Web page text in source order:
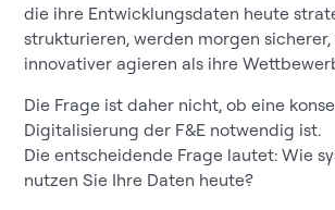
die ihre Entwicklungsdaten heute
strukturieren, werden morgen
innovativer agieren als ihre
Die Frage ist daher nicht, ob eine
Digitalisierung der F&E notwendig ist.
Die entscheidende Frage lautet: Wie
nutzen Sie Ihre Daten heute?